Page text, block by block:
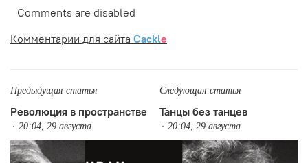
Comments are disabled
Комментарии для сайта Cackle
Предыдущая статья
Революция в пространстве
20:04, 29 августа
Следующая статья
Танцы без танцев
20:04, 29 августа